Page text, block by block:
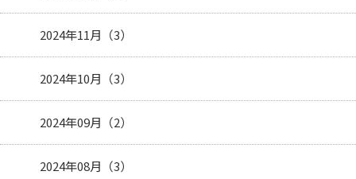
2024年11月（3）
2024年10月（3）
2024年09月（2）
2024年08月（3）